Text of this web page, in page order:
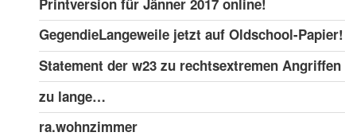
GegendieLangeweile jetzt auf Oldschool-Papier!
Statement der w23 zu rechtsextremen
zu lange…
ra.wohnzimmer